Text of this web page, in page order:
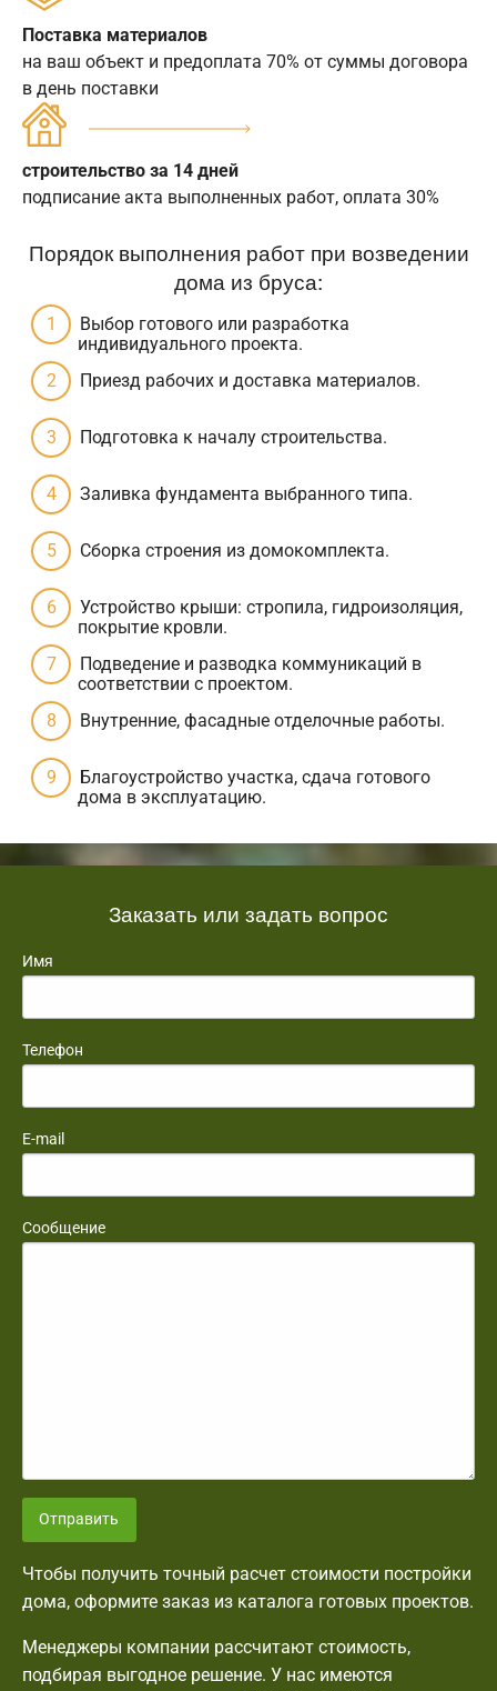
Поставка материалов
на ваш объект и предоплата 70% от суммы договора
в день поставки
строительство за 14 дней
подписание акта выполненных работ, оплата 30%
Порядок выполнения работ при возведении
дома из бруса:
Выбор готового или разработка
индивидуального проекта.
Приезд рабочих и доставка материалов.
Подготовка к началу строительства.
Заливка фундамента выбранного типа.
Сборка строения из домокомплекта.
Устройство крыши: стропила, гидроизоляция,
покрытие кровли.
Подведение и разводка коммуникаций в
соответствии с проектом.
Внутренние, фасадные отделочные работы.
Благоустройство участка, сдача готового
дома в эксплуатацию.
Заказать или задать вопрос
Имя
Телефон
E-mail
Сообщение
Отправить
Чтобы получить точный расчет стоимости постройки
дома, оформите заказ из каталога готовых проектов.
Менеджеры компании рассчитают стоимость,
подбирая выгодное решение. У нас имеются